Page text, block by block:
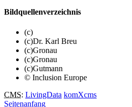
Bildquellenverzeichnis
(c)
(c)Dr. Karl Breu
(c)Gronau
(c)Gronau
(c)Gutmann
© Inclusion Europe
CMS: LivingData komXcms
Seitenanfang